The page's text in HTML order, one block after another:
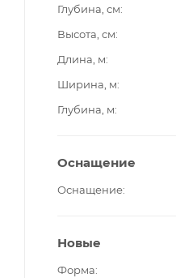
Глубина, см
Высота, см
Длина, м
Ширина, м
Глубина, м
Оснащение
Оснащение
Новые
Форма